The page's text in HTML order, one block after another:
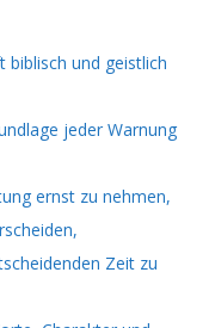
biblisch und geistlich
jeder Warnung
ernst zu nehmen,
Zeit zu